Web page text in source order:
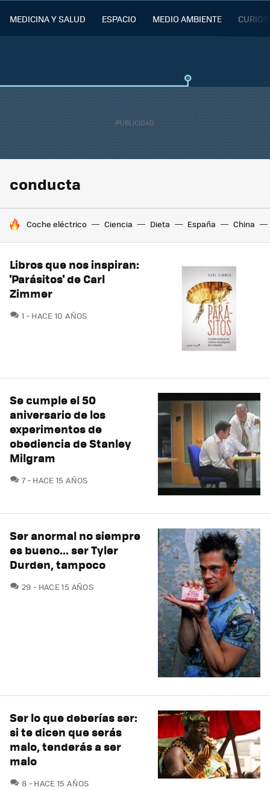
MEDICINA Y SALUD ESPACIO MEDIO AMBIENTE
conducta
HOY SE HABLA DE
Coche eléctrico Ciencia Dieta España China
Libros que nos inspiran:
'Parásitos' de Carl
Zimmer
1 COMENTARIOS
HACE 10 AÑOS
Se cumple el 50
aniversario de los
experimentos de
obediencia de Stanley
Milgram
7COMENTARIOS
HACE 15 AÑOS
Ser anormal no siempre
es bueno... ser Tyler
Durden, tampoco
29 COMENTARIOS
HACE 15 AÑOS
Ser lo que deberías ser:
si te dicen que serás
malo, tenderás a ser
malo
8 COMENTARIOS
HACE 15 AÑOS